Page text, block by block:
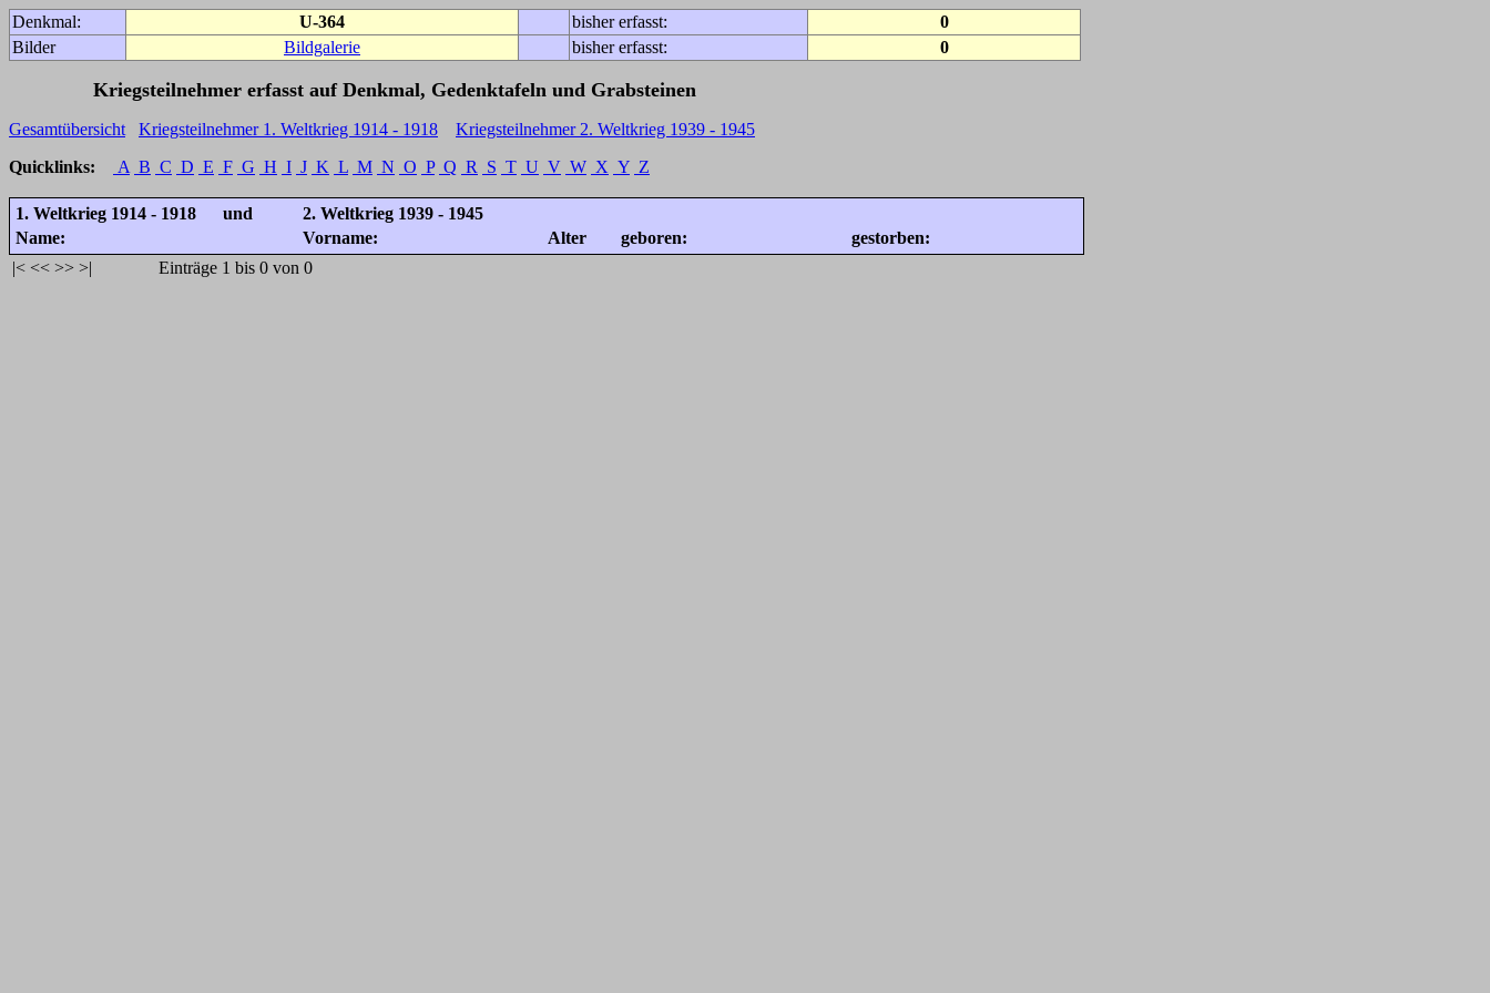
Denkmal: U-364 bisher erfasst:
0
Bilder
Bildgalerie bisher erfasst: 0
Kriegsteilnehmer erfasst auf Denkmal, Gedenktafeln und Grabsteinen
Gesamtübersicht Kriegsteilnehmer 1. Weltkrieg 1914 - 1918
Kriegsteilnehmer 2. Weltkrieg 1939 - 1945
Quicklinks:
A B C D E F G H I J K L M N O P Q R S T U V W X Y Z
1. Weltkrieg 1914 - 1918 und
2. Weltkrieg 1939 - 1945
Name:
Vorname: Alter geboren:
gestorben:
|< << >> >| Einträge 1 bis 0 von 0